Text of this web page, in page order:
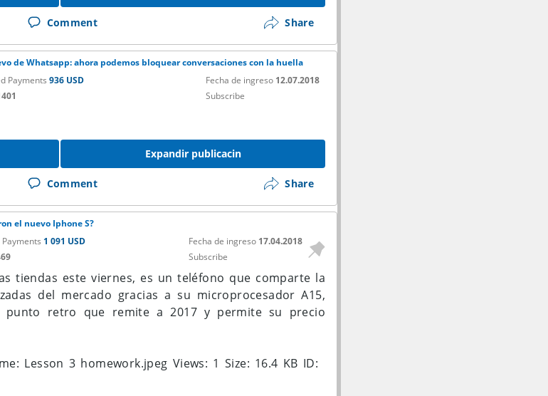
Comment Share
de Whatsapp: ahora podemos bloquear conversaciones con la huella
Payments936 USD
Fecha de ingreso 12.07.2018
Subscribe
Expandir publicacin
Comment Share
el nuevo Iphone S?
1 091 USD
Fecha de ingreso 17.04.2018
Subscribe
tiendas este viernes, es un teléfono que comparte la
del mercado gracias a su microprocesador A15,
punto retro que remite a 2017 y permite su precio